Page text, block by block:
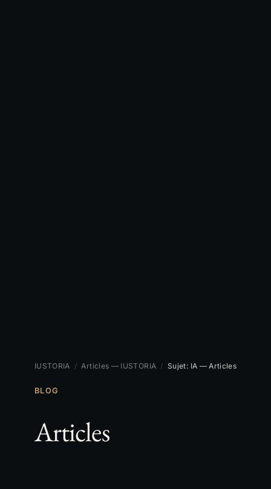
IUSTORIA / Articles — IUSTORIA / Sujet: IA — Articles
BLOG
Articles